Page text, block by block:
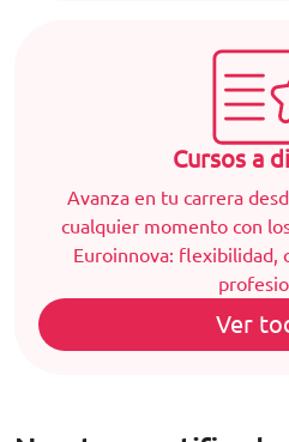
Cursos a
Avanza en tu carrera
cualquier momento con
Euroinnova: flexibilidad,
Ver